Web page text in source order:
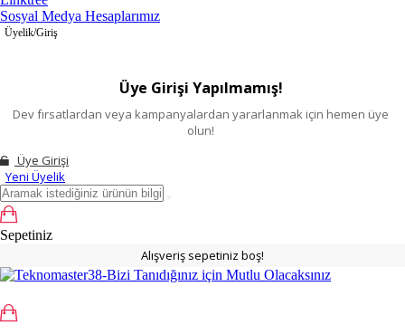
Sosyal Medya Hesaplarımız
Üyelik/Giriş
Üye Girişi Yapılmamış!
Dev fırsatlardan veya kampanyalardan yararlanmak için hemen üye
olun!
Üye Girişi
Yeni Üyelik
Sepetiniz
Alışveriş sepetiniz boş!